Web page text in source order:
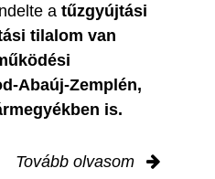
a tűzgyújtási
tilalom van
Abaúj-Zemplén,
is.
Tovább olvasom